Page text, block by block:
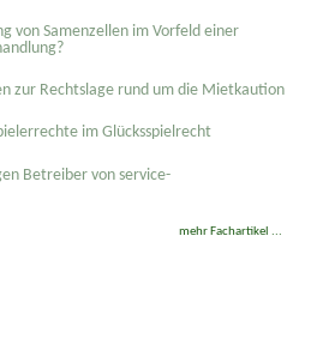
von Samenzellen im Vorfeld einer
zur Rechtslage rund um die Mietkaution
im Glücksspielrecht
Betreiber von service-
mehr Fachartikel ...